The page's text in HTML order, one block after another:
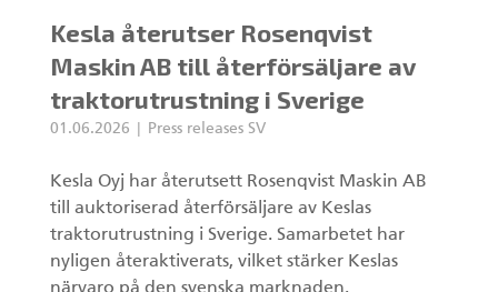
Skördaraggregat
Kranar för skogsmaskiner
Gripar II
Kontakt
Kesla återutser Rosenqvist
Maskin AB till återförsäljare av
traktorutrustning i Sverige
01.06.2026 Press releases SV
Kesla Oyj har återutsett Rosenqvist Maskin AB
till auktoriserad återförsäljare av Keslas
traktorutrustning i Sverige. Samarbetet har
nyligen återaktiverats, vilket stärker Keslas